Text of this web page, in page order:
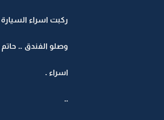
ركبت اسراء
وصلو الفندق ..
اسراء .
..